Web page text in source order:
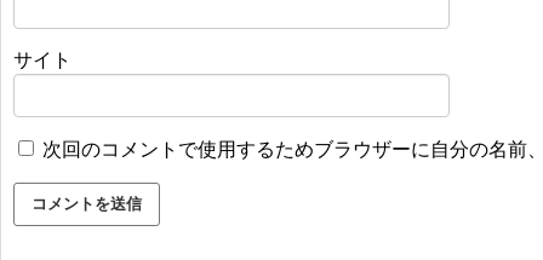
サイト
次回のコメントで使用するためブラウザーに自分の名前